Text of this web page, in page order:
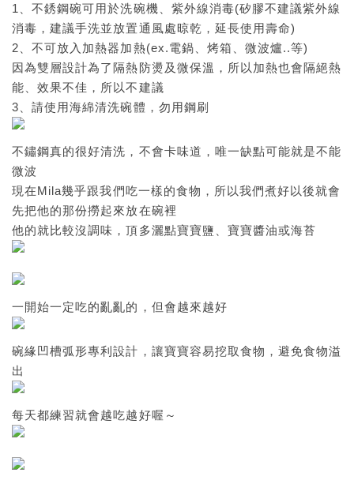
1、不銹鋼碗可用於洗碗機、紫外線消毒(矽膠不建議紫外線
消毒，建議手洗並放置通風處晾乾，延長使用壽命)
2、不可放入加熱器加熱(ex.電鍋、烤箱、微波爐..等)
因為雙層設計為了隔熱防燙及微保溫，所以加熱也會隔絕熱
能、效果不佳，所以不建議
3、請使用海綿清洗碗體，勿用鋼刷
不鏽鋼真的很好清洗，不會卡味道，唯一缺點可能就是不能
微波
現在Mila幾乎跟我們吃一樣的食物，所以我們煮好以後就會
先把他的那份撈起來放在碗裡
他的就比較沒調味，頂多灑點寶寶鹽、寶寶醬油或海苔
一開始一定吃的亂亂的，但會越來越好
碗緣凹槽弧形專利設計，讓寶寶容易挖取食物，避免食物溢
出
每天都練習就會越吃越好喔～